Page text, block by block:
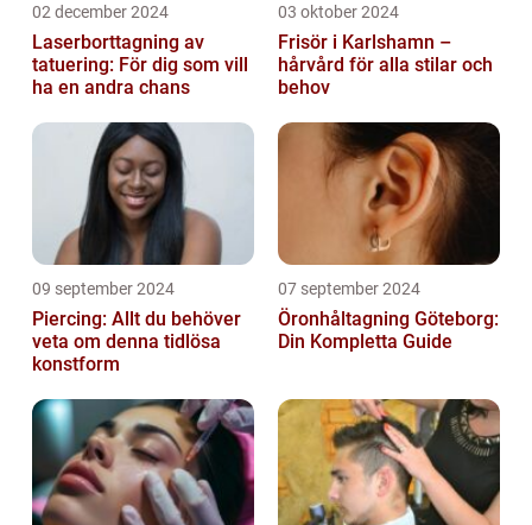
02 december 2024
Laserborttagning av
tatuering: För dig som vill
ha en andra chans
03 oktober 2024
Frisör i Karlshamn –
hårvård för alla stilar och
behov
09 september 2024
Piercing: Allt du behöver
veta om denna tidlösa
konstform
07 september 2024
Öronhåltagning Göteborg:
Din Kompletta Guide